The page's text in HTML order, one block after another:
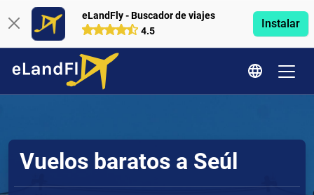
eLandFly - Buscador de viajes
4.5
Instalar
Vuelos baratos a Seúl